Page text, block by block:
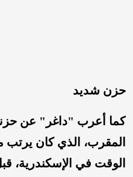
حزن شديد
كما أعرب "داغر" عن
المقرب، الذي كان
الوقت في الإسكندرية،